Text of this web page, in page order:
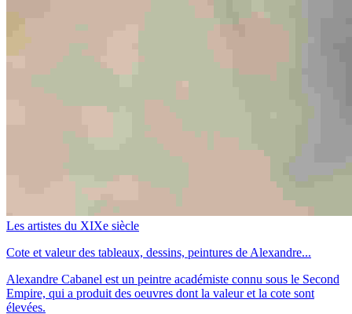
Les artistes du XIXe siècle
Cote et valeur des tableaux, dessins, peintures de Alexandre...
Alexandre Cabanel est un peintre académiste connu sous le Second
Empire, qui a produit des oeuvres dont la valeur et la cote sont
élevées.